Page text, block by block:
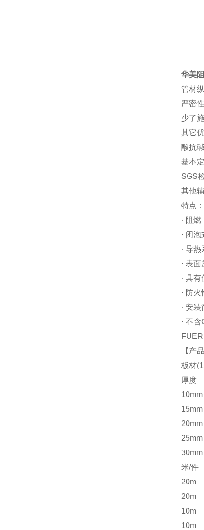
华美
管材
严密
少了
其它
酸抗
基本
SGS
其他辅
特点：
· 阻
· 闭
· 导
· 表
· 具
· 防
· 安
· 不
【产
板材
厚度
10mm
15mm
20mm
25mm
30mm
米/件
20m
20m
10m
10m